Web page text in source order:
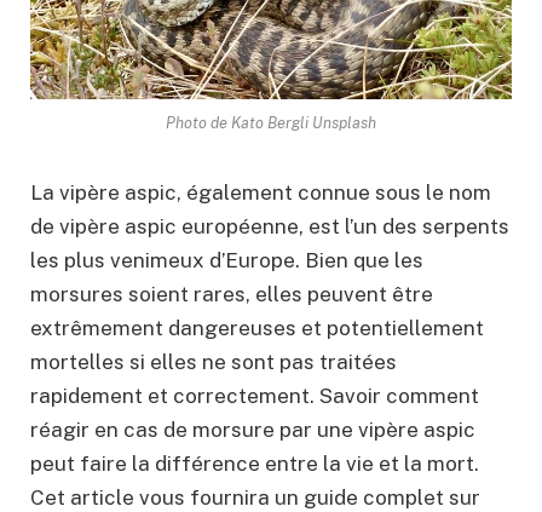
Photo de Kato Bergli Unsplash
La vipère aspic, également connue sous le nom
de vipère aspic européenne, est l’un des serpents
les plus venimeux d’Europe. Bien que les
morsures soient rares, elles peuvent être
extrêmement dangereuses et potentiellement
mortelles si elles ne sont pas traitées
rapidement et correctement. Savoir comment
réagir en cas de morsure par une vipère aspic
peut faire la différence entre la vie et la mort.
Cet article vous fournira un guide complet sur